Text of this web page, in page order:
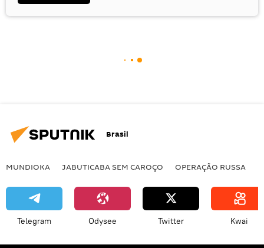
Brasil
MUNDIOKA JABUTICABA SEM CAROÇO OPERAÇÃO RUSSA
Telegram Odysee Twitter Kwai